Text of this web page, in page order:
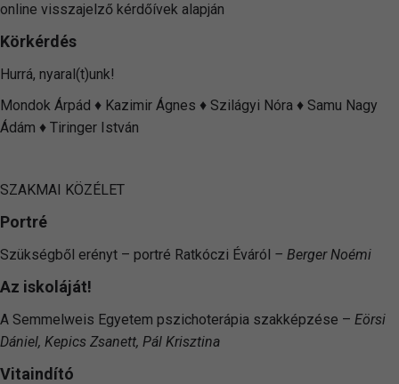
online visszajelző kérdőívek alapján
Körkérdés
Hurrá, nyaral(t)unk!
Mondok Árpád ♦ Kazimir Ágnes ♦ Szilágyi Nóra ♦ Samu Nagy
Ádám ♦ Tiringer István
SZAKMAI KÖZÉLET
Portré
Szükségből erényt – portré Ratkóczi Éváról – Berger Noémi
Az iskoláját!
A Semmelweis Egyetem pszichoterápia szakképzése – Eörsi
Dániel, Kepics Zsanett, Pál Krisztina
Vitaindító